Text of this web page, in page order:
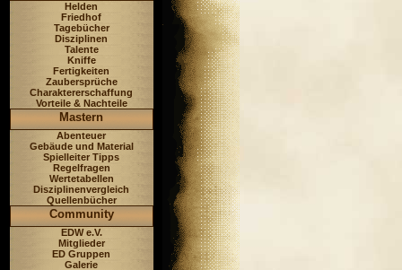
Helden
Friedhof
Tagebücher
Disziplinen
Talente
Kniffe
Fertigkeiten
Zaubersprüche
Charaktererschaffung
Vorteile & Nachteile
Mastern
Abenteuer
Gebäude und Material
Spielleiter Tipps
Regelfragen
Wertetabellen
Disziplinenvergleich
Quellenbücher
Community
EDW e.V.
Mitglieder
ED Gruppen
Galerie